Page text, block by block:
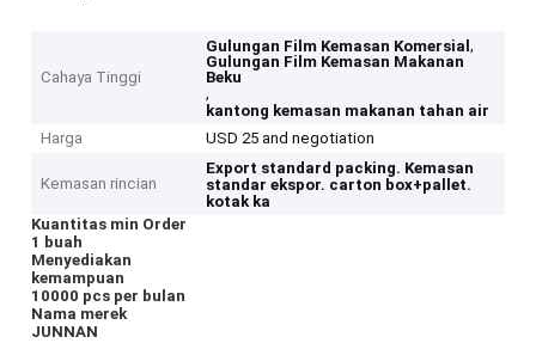
Cahaya Tinggi
Gulungan Film Kemasan Komersial,
Gulungan Film Kemasan Makanan
Beku
,
kantong kemasan makanan tahan air
Harga
USD 25 and negotiation
Kemasan rincian
Export standard packing. Kemasan
standar ekspor. carton box+pallet.
kotak ka
Kuantitas min Order
1 buah
Menyediakan
kemampuan
10000 pcs per bulan
Nama merek
JUNNAN